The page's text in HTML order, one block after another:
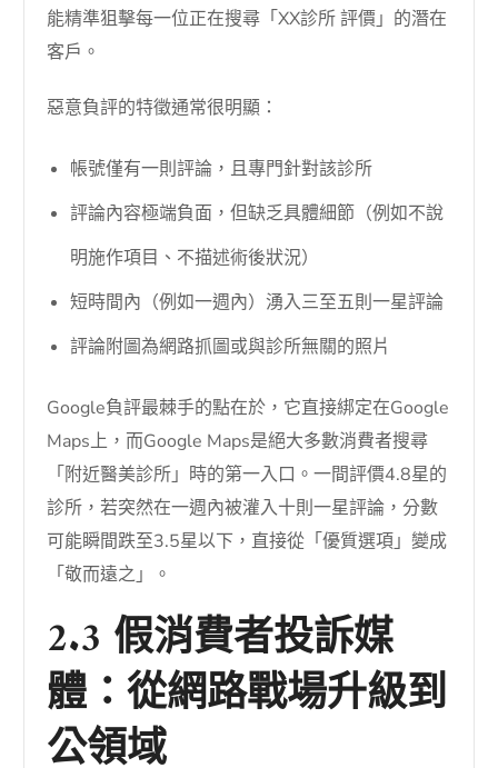
能精準狙擊每一位正在搜尋「XX診所 評價」的潛在
客戶。
惡意負評的特徵通常很明顯：
帳號僅有一則評論，且專門針對該診所
評論內容極端負面，但缺乏具體細節（例如不說
明施作項目、不描述術後狀況）
短時間內（例如一週內）湧入三至五則一星評論
評論附圖為網路抓圖或與診所無關的照片
Google負評最棘手的點在於，它直接綁定在Google
Maps上，而Google Maps是絕大多數消費者搜尋
「附近醫美診所」時的第一入口。一間評價4.8星的
診所，若突然在一週內被灌入十則一星評論，分數
可能瞬間跌至3.5星以下，直接從「優質選項」變成
「敬而遠之」。
2.3 假消費者投訴媒
體：從網路戰場升級到
公領域